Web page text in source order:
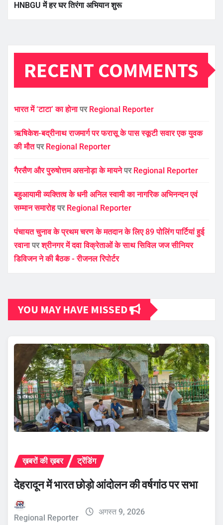
HNBGU में हर घर तिरंगा अभियान शुरू
RECENT COMMENTS
भारत में ‘टाटा’ का होनापर Regional Reporter
ऋषिकेश-बद्रीनाथ राजमार्ग पर फरासू के पास स्कूटी सवार एक युवक
की मौतपर Regional Reporter
गैरसैण और पुरुषोत्तम असनोड़ा के मायनेपर Regional Reporter
बहुआयामी व्यक्तित्व के धनी अनिल स्वामी का नागरिक अभिनन्दन एवं
सम्मान समारोहपर Regional Reporter
पंचायत चुनाव के प्रथम चरण के मतदान के लिए 89 पोलिंग पार्टियां हुई
रवानापरश्रीनगर में दवा विक्रेताओं के साथ सिविल जज सीनियर
डिविजन ने की बैठक - रीजनल रिपोर्टर
YOU MAY HAVE MISSED
ख़बरों की ख़बर ट्रेंडिंग
देहरादून में भारत छोड़ो आंदोलन की वर्षगांठ पर सभा
Regional Reporter
अगस्त 9, 2026